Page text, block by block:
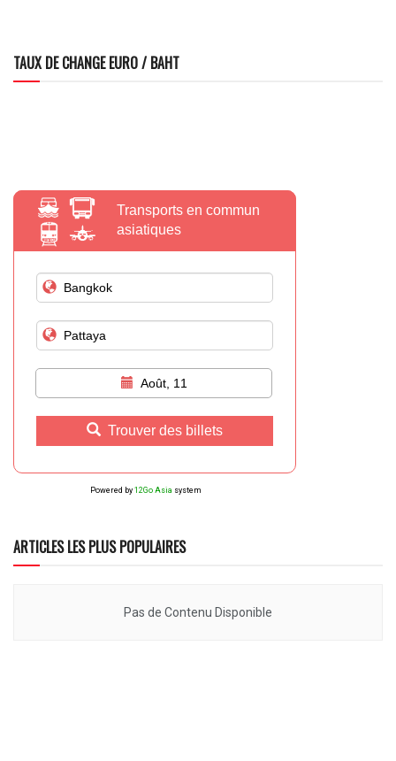
TAUX DE CHANGE EURO / BAHT
Transports en commun
asiatiques
Août, 11
Trouver des billets
Powered by 12Go Asia system
ARTICLES LES PLUS POPULAIRES
Pas de Contenu Disponible